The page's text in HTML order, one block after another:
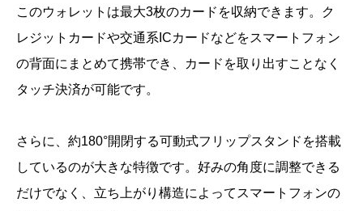
このウォレットは最大3枚のカードを収納できます。ク
レジットカードや交通系ICカードなどをスマートフォン
の背面にまとめて携帯でき、カードを取り出すことなく
タッチ決済が可能です。
さらに、約180°開閉する可動式フリップスタンドを搭載
しているのが大きな特徴です。好みの角度に調整できる
だけでなく、立ち上がり構造によってスマートフォンの